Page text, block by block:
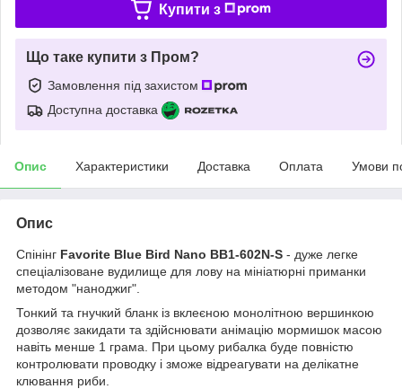
Купити з
Що таке купити з Пром?
Замовлення під захистом
Доступна доставка
Опис Характеристики Доставка Оплата Умови
Опис
Спінінг Favorite Blue Bird Nano BB1-602N-S - дуже легке
спеціалізоване вудилище для лову на мініатюрні приманки
методом "наноджиг".
Тонкий та гнучкий бланк із вклеєною монолітною вершинкою
дозволяє закидати та здійснювати анімацію мормишок масою
навіть менше 1 грама. При цьому рибалка буде повністю
контролювати проводку і зможе відреагувати на делікатне
клювання риби.